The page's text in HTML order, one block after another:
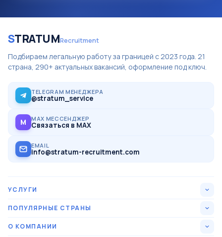
STRATUMRecruitment
Подбираем легальную работу за границей с 2023 года. 21
страна, 290+ актуальных вакансий, оформление под ключ.
TELEGRAM МЕНЕДЖЕРА
@stratum_service
M MAX МЕССЕНДЖЕР
Связаться в MAX
EMAIL
info@stratum-recruitment.com
УСЛУГИ
Все вакансии
Оформление под ключ
ПОПУЛЯРНЫЕ СТРАНЫ
США 15
О КОМПАНИИ